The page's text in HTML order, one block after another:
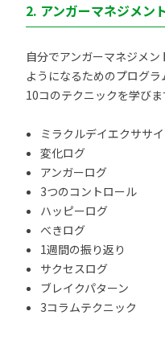
2. アンガーマネジメン
自分でアンガーマネジメ
ようになるためのプログ
10コのテクニックを学びま
ミラクルデイエクササ
変化ログ
アンガーログ
3つのコントロール
ハッピーログ
べきログ
1週間の振り返り
サクセスログ
ブレイクパターン
3コラムテクニック